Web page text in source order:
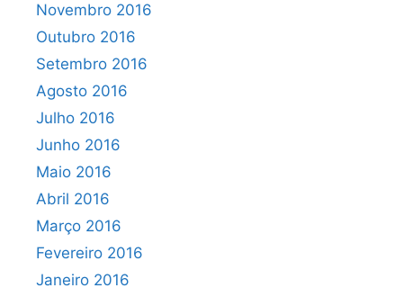
Novembro 2016
Outubro 2016
Setembro 2016
Agosto 2016
Julho 2016
Junho 2016
Maio 2016
Abril 2016
Março 2016
Fevereiro 2016
Janeiro 2016